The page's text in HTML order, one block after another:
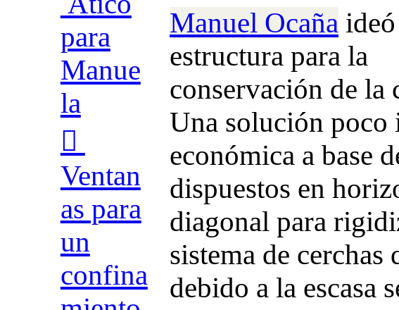
para
Manue
la
︎
Ventan
as para
un
confina
Manuel Ocaña
estructura para la
conservación de la
Una solución poco
económica a base
dispuestos en
diagonal para
sistema de cerchas
debido a la escasa